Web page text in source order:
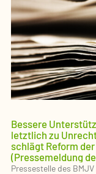
Bessere
letztlich zu
schlägt Reform
(Pressemeldung
Pressestelle des BMJV